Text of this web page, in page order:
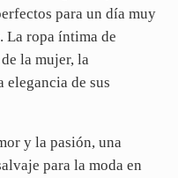
para un día muy
La ropa íntima de
la mujer, la
elegancia de sus
y la pasión, una
para la moda en